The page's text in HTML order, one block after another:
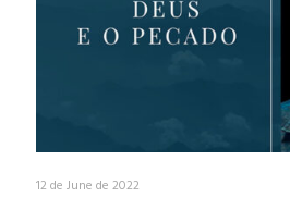
12 de June de 2022